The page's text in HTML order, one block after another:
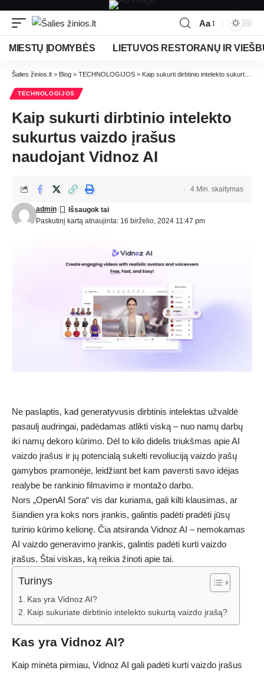
Aa
MIESTŲ ĮDOMYBĖS LIETUVOS RESTORANŲ IR
Šalies žinios.lt > Blog > TECHNOLOGIJOS > Kaip sukurti dirbtinio intelekto sukurtus vaizdo įrašus naudojant Vidnoz AI
TECHNOLOGIJOS
Kaip sukurti dirbtinio intelekto
sukurtus vaizdo įrašus
naudojant Vidnoz AI
Paskutinį kartą atnaujinta: 16 birželio, 2024 11:47 pm
admin
4 Min. skaitymas
Ne paslaptis, kad generatyvusis dirbtinis intelektas užvaldė
pasaulį audringai, padėdamas atlikti viską – nuo ​​namų darbų
iki namų dekoro kūrimo. Dėl to kilo didelis triukšmas apie AI
vaizdo įrašus ir jų potencialą sukelti revoliuciją vaizdo įrašų
gamybos pramonėje, leidžiant bet kam paversti savo idėjas
realybe be rankinio filmavimo ir montažo darbo.
Nors „OpenAI Sora“ vis dar kuriama, gali kilti klausimas, ar
šiandien yra koks nors įrankis, galintis padėti pradėti jūsų
turinio kūrimo kelionę. Čia atsiranda Vidnoz AI – nemokamas
AI vaizdo generavimo įrankis, galintis padėti kurti vaizdo
įrašus. Štai viskas, ką reikia žinoti apie tai.
Turinys
Kas yra Vidnoz AI?
Kaip sukuriate dirbtinio intelekto sukurtą vaizdo įrašą?
Kas yra Vidnoz AI?
Kaip minėta pirmiau, Vidnoz AI gali padėti kurti vaizdo įrašus